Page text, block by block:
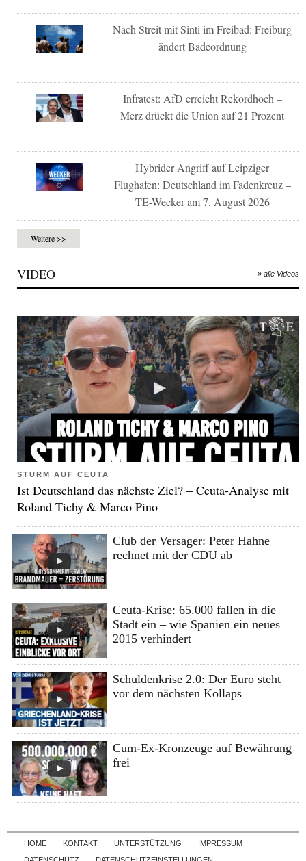
Nach Streit mit Sinti im Freibad: Freiburg
ändert Badeordnung
Infratest: AfD erreicht Rekordhoch –
Merz drückt die Union auf 21 Prozent
Hybrider Angriff auf Leipziger
Flughafen: Deutschland im Fadenkreuz –
TE-Wecker am 7. August 2026
Weitere >>
VIDEO » alle Videos
STURM AUF CEUTA
Ist Deutschland das nächste Ziel? – Ceuta-Analyse mit
Roland Tichy & Marco Pino
Club der Versager: Peter Hahne
rechnet mit der CDU ab
Ceuta-Krise: 65.000 fallen in die
Stadt ein – wie Spanien ein neues
2015 verhindert
Schuldenkrise 2.0: Der Euro steht
vor dem nächsten Kollaps
Cum-Ex-Kronzeuge auf Bewährung
frei
Skip to content
HOME KONTAKT UNTERSTÜTZUNG
IMPRESSUM